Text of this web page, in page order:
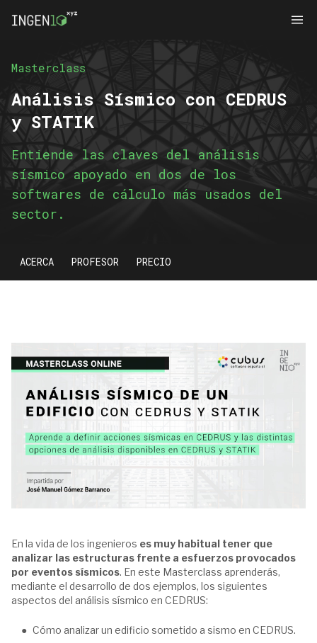
Masterclass
Análisis Sísmico con CEDRUS
y STATIK
Entiende las claves del análisis
sísmico apoyado en dos de los
softwares de cálculo más usados del
sector.
ACERCA PROFESOR PRECIO
En la vida de los ingenieros es muy habitual tener que
analizar las estructuras frente a esfuerzos provocados
por eventos sísmicos. En este Masterclass aprenderás,
mediante el desarrollo de dos ejemplos, los siguientes
aspectos del análisis sísmico en CEDRUS:
Cómo analizar un edificio sometido a sismo en CEDRUS.